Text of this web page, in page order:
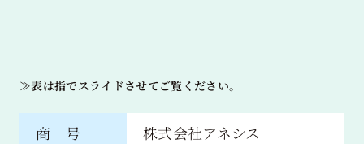
≫表は指でスライドさせてご覧ください。
商 号
株式会社アネシス